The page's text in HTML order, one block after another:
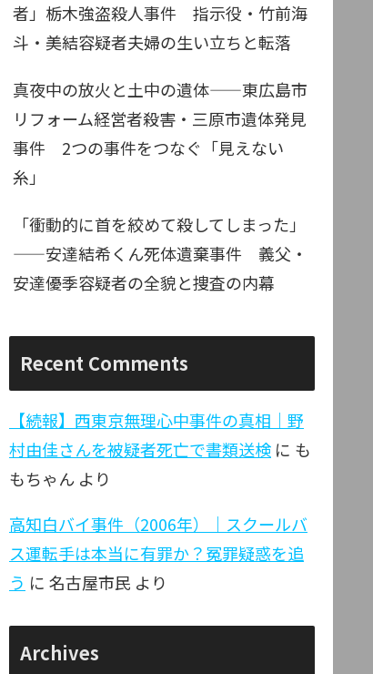
者」栃木強盗殺人事件 指示役・竹前海
斗・美結容疑者夫婦の生い立ちと転落
真夜中の放火と土中の遺体——東広島市
リフォーム経営者殺害・三原市遺体発見
事件 2つの事件をつなぐ「見えない
糸」
「衝動的に首を絞めて殺してしまった」
——安達結希くん死体遺棄事件 義父・
安達優季容疑者の全貌と捜査の内幕
Recent Comments
【続報】西東京無理心中事件の真相｜野
村由佳さんを被疑者死亡で書類送検 に も
もちゃん より
高知白バイ事件（2006年）｜スクールバ
ス運転手は本当に有罪か？冤罪疑惑を追
う に 名古屋市民 より
Archives